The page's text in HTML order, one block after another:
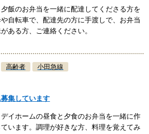
飯のお弁当を一緒に配達してくださる方を
自転車で、配達先の方に手渡しで、お弁当
ある方、ご連絡ください。
高齢者 小田急線
集しています
イホームの昼食と夕食のお弁当を一緒に作
います。調理が好きな方、料理を覚えてみ